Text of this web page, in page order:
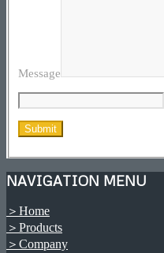
Message
NAVIGATION MENU
＞Home
＞Products
＞Company